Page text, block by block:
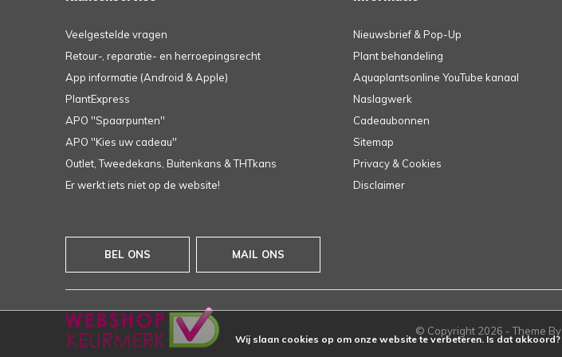
Veelgestelde vragen
Retour-, reparatie- en herroepingsrecht
App informatie (Android & Apple)
PlantExpress
APO ''Spaarpunten''
APO ''Kies uw cadeau''
Outlet, Tweedekans, Buitenkans & THTkans
Er werkt iets niet op de website!
Nieuwsbrief & Pop-Up
Plant behandeling
Aquaplantsonline YouTube kanaal
Naslagwerk
Cadeaubonnen
Sitemap
Privacy & Cookies
Disclaimer
BEL ONS MAIL ONS
© Copyright 2026 - Theme By
Wij slaan cookies op om onze website te verbeteren. Is dat akkoord?